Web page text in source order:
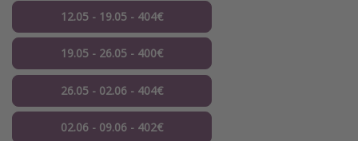
12.05 - 19.05 - 404€
19.05 - 26.05 - 400€
26.05 - 02.06 - 404€
02.06 - 09.06 - 402€